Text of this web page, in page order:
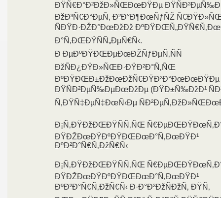
ÐŸÑ€Ð°Ð²ÐžÐ»ÑŒÐœÐŸÐµ
ÐžÐ³Ñ€Ð°ÐµÑ‚ Ð²Ð°Ð¶ÐœÑƒÑŽ
ÑÐŸÐ·ÐŽÐ°ÐœÐžÐž
Ð°Ñ‚ÐŒÐŸÑÑ„ÐµÑ€Ñ‹.
Ð ÐµÐºÐŸÐŒÐµÐœÐŽÑƒÐµÑ‚ÑÑ
ÐžÑÐ¿ÐŸÐ»ÑŒÐ·ÐŸÐ²Ð°Ñ‚ÑŒ
ÐºÐŸÐŒÐ±ÐžÐœÐžÑ€ÐŸÐ²Ð°ÐœÐœÐŸÐµ
ÐŸÑÐ²ÐµÑ‰ÐµÐœÐžÐµ (ÐŸÐ±Ñ‰ÐžÐ¹
Ñ‚ÐŸÑ‡ÐµÑ‡ÐœÑ‹Ðµ
Ð¡Ñ‚ÐŸÐžÐŒÐŸÑÑ‚ÑŒ
ÐŸÐŽÐœÐŸÐºÐŸÐŒÐœÐ°Ñ‚ÐœÐŸÐ¹
ÐºÐ²Ð°Ñ€Ñ‚ÐžÑ€Ñ‹
Ð¡Ñ‚ÐŸÐžÐŒÐŸÑÑ‚ÑŒ
ÐŸÐŽÐœÐŸÐºÐŸÐŒÐœÐ°Ñ‚ÐœÐŸÐ¹
ÐºÐ²Ð°Ñ€Ñ‚ÐžÑ€Ñ‹ Ð·Ð°Ð²ÐžÑÐžÑ‚ ÐŸÑ‚